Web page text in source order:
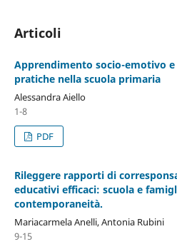
Articoli
Apprendimento socio-emotivo e
pratiche nella scuola primaria
Alessandra Aiello
1-8
PDF
Rileggere rapporti di
educativi efficaci: scuola e
contemporaneità.
Mariacarmela Anelli, Antonia Rubini
9-15